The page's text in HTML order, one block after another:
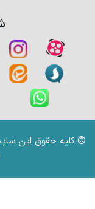
© کلیه حقوق این